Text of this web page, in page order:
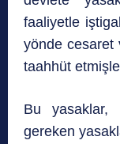
faaliyetle
yönde cesaret
taahhüt
Bu yasaklar,
gereken